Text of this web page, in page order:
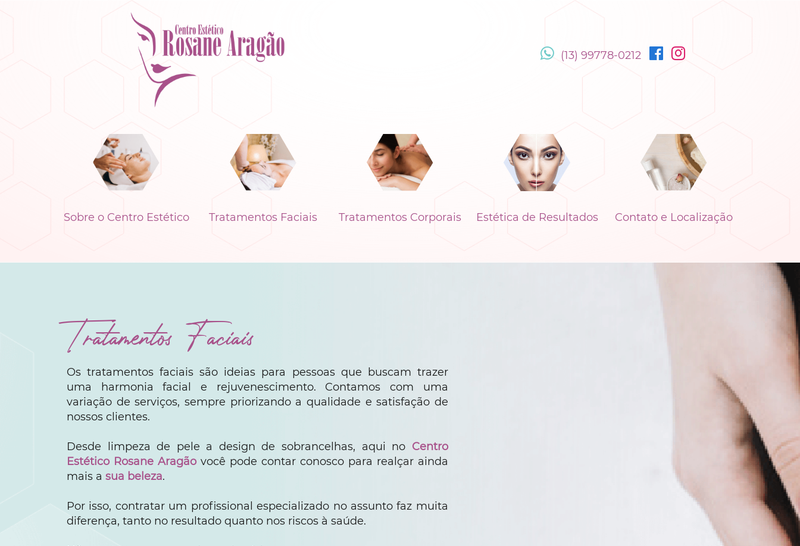
(13) 99778-0212
Sobre o Centro Estético Tratamentos Faciais Tratamentos Corporais Estética de Resultados Contato e Localização
Tratamentos Faciais
Os tratamentos faciais são ideias para pessoas que buscam trazer
uma harmonia facial e rejuvenescimento. Contamos com uma
variação de serviços, sempre priorizando a qualidade e satisfação de
nossos clientes.
Desde limpeza de pele a design de sobrancelhas, aqui no Centro
Estético Rosane Aragãovocê pode contar conosco para realçar ainda
mais a sua beleza.
Por isso, contratar um profissional especializado no assunto faz muita
diferença, tanto no resultado quanto nos riscos à saúde.